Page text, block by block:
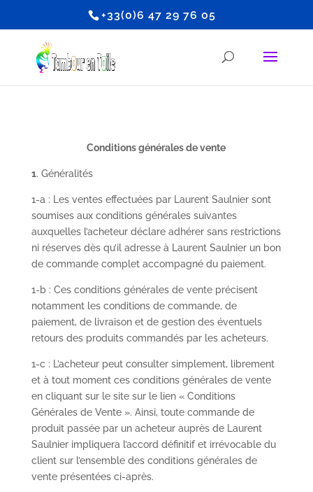
+33(0)6 47 29 76 05
Conditions générales de vente
1. Généralités
1-a : Les ventes effectuées par Laurent Saulnier sont
soumises aux conditions générales suivantes
auxquelles l’acheteur déclare adhérer sans restrictions
ni réserves dès qu’il adresse à Laurent Saulnier un bon
de commande complet accompagné du paiement.
1-b : Ces conditions générales de vente précisent
notamment les conditions de commande, de
paiement, de livraison et de gestion des éventuels
retours des produits commandés par les acheteurs.
1-c : L’acheteur peut consulter simplement, librement
et à tout moment ces conditions générales de vente
en cliquant sur le site sur le lien « Conditions
Générales de Vente ». Ainsi, toute commande de
produit passée par un acheteur auprès de Laurent
Saulnier impliquera l’accord définitif et irrévocable du
client sur l’ensemble des conditions générales de
vente présentées ci-après.